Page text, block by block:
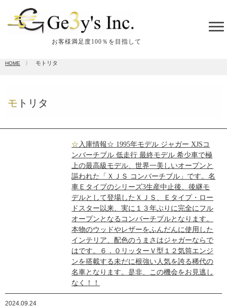
お客様満足度100％を目指して
HOME 〉 モトリタ
モトリタ
☆入庫情報☆ 1995年モデル ジャガー XJSコ
ンバーチブル 低走行 最終モデル 希少車で極
上の最高級モデル、世界一美しいオープンと
謳われた「ＸＪＳ コンバーチブル」です。名
車Ｅタイプのシリーズ3生産中止後、後継モ
デルとして登場したＸＪＳ、Ｅタイプ・ロー
ドスター以来、実に１３年ぶりに完全にフル
オープンとなるコンバーチブルとなります。
本物のウッドやレザーをふんだんに使用した
インテリア、配色のうまさはジャガーならで
はです。６．０リッターＶ型１２気筒エンジ
ンを搭載する未だに根強い人気を誇る稀代の
名車となります。是非、この機会をお見逃し
なく！！
2024.09.24